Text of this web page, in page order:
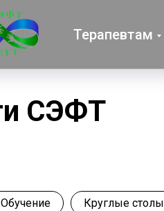
Терапевтам
СЭФТ
Обучение Круглые столы